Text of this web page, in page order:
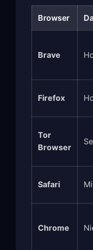
Browser
Brave
Firefox
Tor
Browser
Safari
Chrome